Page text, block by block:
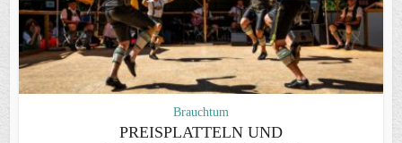
Brauchtum
PREISPLATTELN UND